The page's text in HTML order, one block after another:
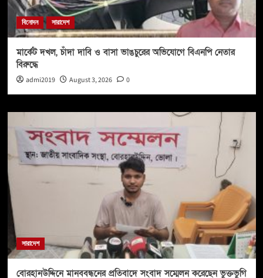
বিনোদন সারাদেশ
মার্কেট দখল, চাঁদা দাবি ও বাসা ভাঙচুরের অভিযোগে বিএনপি নেতার
বিরুদ্ধে
admi2019 August 3, 2026 0
সারাদেশ
বোরহানউদ্দিনে মানববন্ধনের প্রতিবাদে সংবাদ সম্মেলন করেছেন ভুক্তভুগি